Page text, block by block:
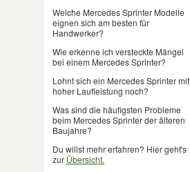
Welche Mercedes Sprinter Modelle
eignen sich am besten für
Handwerker?
Wie erkenne ich versteckte Mängel
bei einem Mercedes Sprinter?
Lohnt sich ein Mercedes Sprinter mit
hoher Laufleistung noch?
Was sind die häufigsten Probleme
beim Mercedes Sprinter der älteren
Baujahre?
Du willst mehr erfahren? Hier geht's
zur Übersicht.